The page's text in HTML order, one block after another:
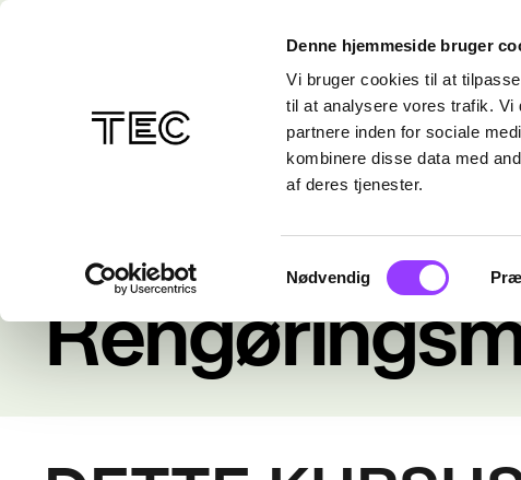
Denne hjemmeside bruger
Vi bruger cookies til at
til at analysere vores trafik. Vi
partnere inden for sociale
kombinere disse data med
af deres tjenester.
Samtykkevalg
Nødvendig
Kurser/Alle kurser